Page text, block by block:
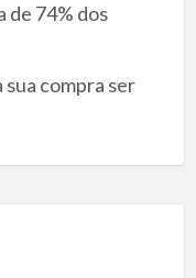
de 74% dos
sua compra ser